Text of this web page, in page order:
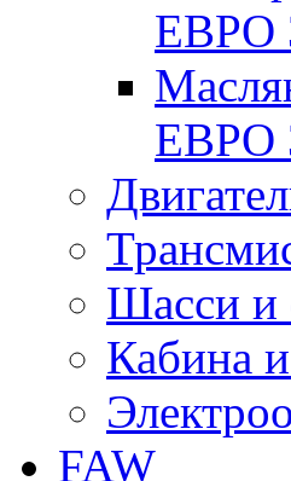
ЕВРО
ЕВРО
Шасси и
Кабина
FAW